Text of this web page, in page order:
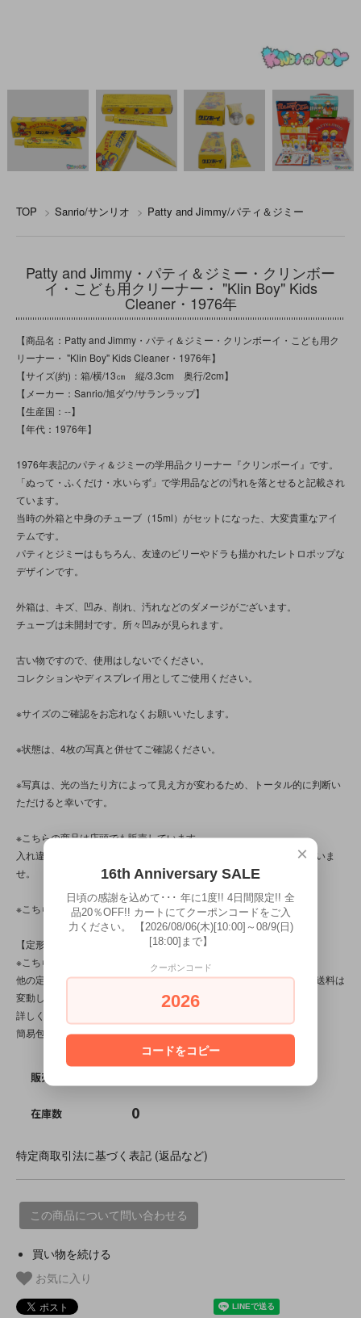
TOP > Sanrio/サンリオ > Patty and Jimmy/パティ＆ジミー
Patty and Jimmy・パティ＆ジミー・クリンボー
イ・こども用クリーナー・ "Klin Boy" Kids
Cleaner・1976年
【商品名：Patty and Jimmy・パティ＆ジミー・クリンボーイ・こども用ク
リーナー・ "Klin Boy" Kids Cleaner・1976年】
【サイズ(約)：箱/横/13㎝ 縦/3.3cm 奥行/2cm】
【メーカー：Sanrio/旭ダウ/サランラップ】
【生産国：--】
【年代：1976年】
1976年表記のパティ＆ジミーの学用品クリーナー『クリンボーイ』です。
「ぬって・ふくだけ・水いらず」で学用品などの汚れを落とせると記載され
ています。
当時の外箱と中身のチューブ（15ml）がセットになった、大変貴重なアイ
テムです。
パティとジミーはもちろん、友達のビリーやドラも描かれたレトロポップな
デザインです。
外箱は、キズ、凹み、削れ、汚れなどのダメージがございます。
チューブは未開封です。所々凹みが見られます。
古い物ですので、使用はしないでください。
コレクションやディスプレイ用としてご使用ください。
※サイズのご確認をお忘れなくお願いいたします。
※状態は、4枚の写真と併せてご確認ください。
※写真は、光の当たり方によって見え方が変わるため、トータル的に判断い
ただけると幸いです。
※こちらの商品は店頭でも販売しています。
入れ違いで完売してしまう場合がございます。その際はご容赦くださいま
せ。
※こちらの商品は、中古・ヴィンテージ品です。
【定形外対応商品】
※こちらの商品は【サイズ規格外・(6)～50gまで】です。
他の定形外対応商品と複数購入される場合は、サイズや重量によって送料は
変動します。送料は【最終注文確認書】で確定します。
詳しくは
簡易包装です。
販売価格
在庫数 0
特定商取引法に基づく表記 (返品など)
この商品について問い合わせる
買い物を続ける
お気に入り
×
16th Anniversary SALE
日頃の感謝を込めて･･･ 年に1度!! 4日間限定!! 全
品20％OFF!! カートにてクーポンコードをご入
力ください。 【2026/08/06(木)[10:00]～08/9(日)
[18:00]まで】
クーポンコード
2026
コードをコピー